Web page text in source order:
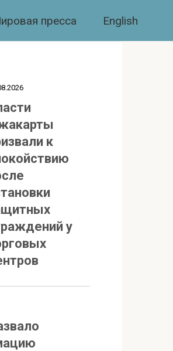
пресса English
к
у